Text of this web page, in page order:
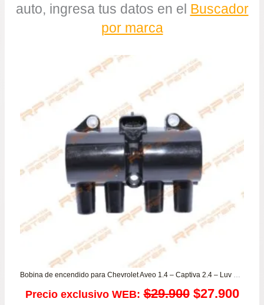
auto, ingresa tus datos en el Buscador
por marca
Bobina de encendido para Chevrolet Aveo 1.4 – Captiva 2.4 – Luv 2.2 – Montana – Optra 1.8 – Spark 1.0 – Spark GT – Vivant 1.6 – Daewoo Nubira
Precio exclusivo WEB: $29.900 El
$27.900El